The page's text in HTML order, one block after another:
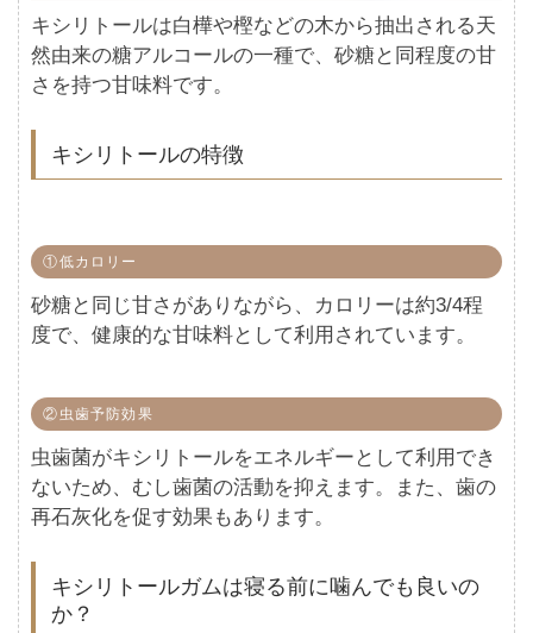
キシリトールは白樺や樫などの木から抽出される天
然由来の糖アルコールの一種で、砂糖と同程度の甘
さを持つ甘味料です。
キシリトールの特徴
①低カロリー
砂糖と同じ甘さがありながら、カロリーは約3/4程
度で、健康的な甘味料として利用されています。
②虫歯予防効果
虫歯菌がキシリトールをエネルギーとして利用でき
ないため、むし歯菌の活動を抑えます。また、歯の
再石灰化を促す効果もあります。
キシリトールガムは寝る前に噛んでも良いの
か？